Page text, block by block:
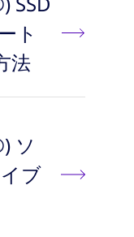
ト
法
ソ
ブ